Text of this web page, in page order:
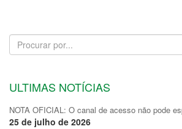
ULTIMAS NOTÍCIAS
NOTA OFICIAL: O canal de acesso não pode
25 de julho de 2026